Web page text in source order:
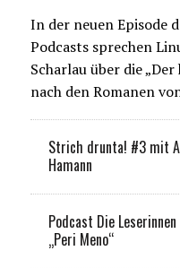
In der neuen Episode
Podcasts sprechen
Scharlau über die
nach den Romanen
Strich drunta! #3 mit
Hamann
Podcast Die
„Peri Meno“